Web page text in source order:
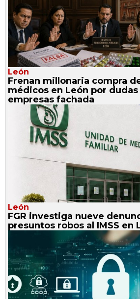
León
Frenan millonaria compra
médicos en León por
empresas fachada
León
FGR investiga nueve
presuntos robos al IMSS en